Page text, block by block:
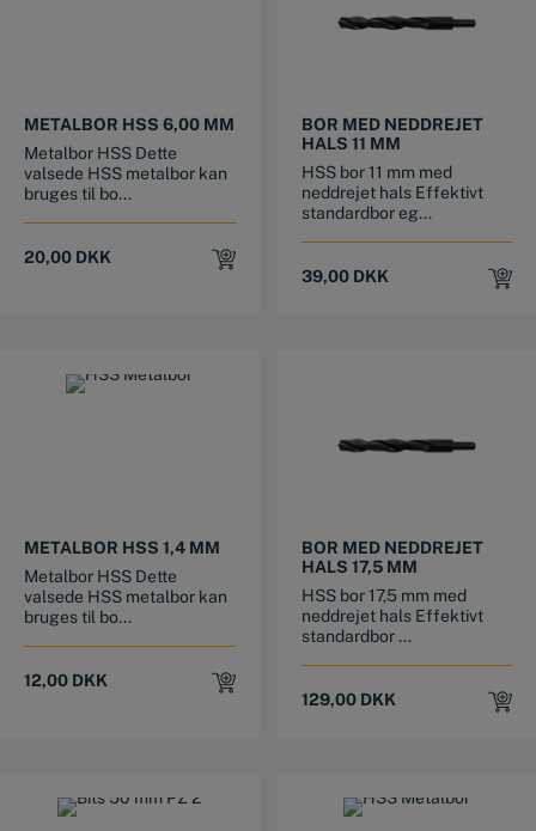
METALBOR HSS 6,00 MM
Metalbor HSS Dette
valsede HSS metalbor kan
bruges til bo...
20,00 DKK
BOR MED NEDDREJET
HALS 11 MM
HSS bor 11 mm med
neddrejet hals Effektivt
standardbor eg...
39,00 DKK
METALBOR HSS 1,4 MM
Metalbor HSS Dette
valsede HSS metalbor kan
bruges til bo...
12,00 DKK
BOR MED NEDDREJET
HALS 17,5 MM
HSS bor 17,5 mm med
neddrejet hals Effektivt
standardbor ...
129,00 DKK